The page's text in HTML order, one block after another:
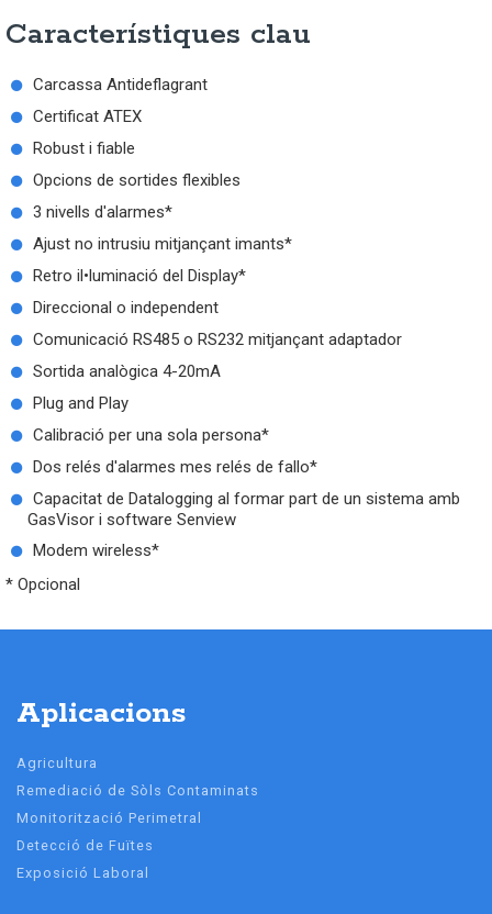
Característiques clau
Carcassa Antideflagrant
Certificat ATEX
Robust i fiable
Opcions de sortides flexibles
3 nivells d'alarmes*
Ajust no intrusiu mitjançant imants*
Retro il•luminació del Display*
Direccional o independent
Comunicació RS485 o RS232 mitjançant adaptador
Sortida analògica 4-20mA
Plug and Play
Calibració per una sola persona*
Dos relés d'alarmes mes relés de fallo*
Capacitat de Datalogging al formar part de un sistema amb
GasVisor i software Senview
Modem wireless*
* Opcional
Aplicacions
Agricultura
Remediació de Sòls Contaminats
Monitorització Perimetral
Detecció de Fuïtes
Exposició Laboral